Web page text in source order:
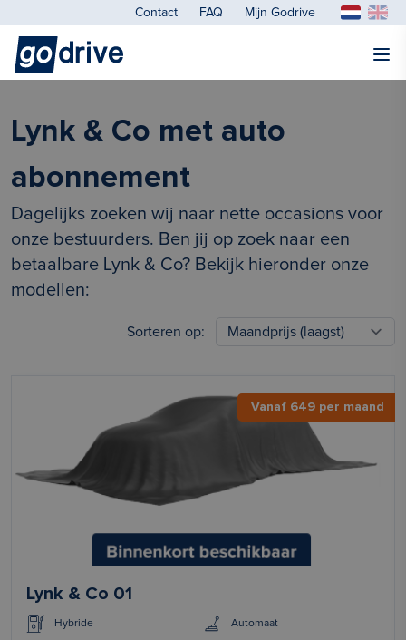
Contact FAQ Mijn Godrive
Lynk & Co met auto
abonnement
Dagelijks zoeken wij naar nette occasions voor
onze bestuurders. Ben jij op zoek naar een
betaalbare Lynk & Co? Bekijk hieronder onze
modellen:
Sorteren op:
Vanaf 649 per maand
Lynk & Co 01
Hybride Automaat